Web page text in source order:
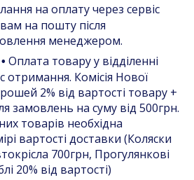
на оплату через сервіс
на пошту після
менеджером.
Оплата товару у відділенні
отримання. Комісія Нової
2% від вартості товару +
замовлень на суму від 500грн.
товарів необхідна
вартості доставки (Коляски
700грн, Прогулянкові
20% від вартості)